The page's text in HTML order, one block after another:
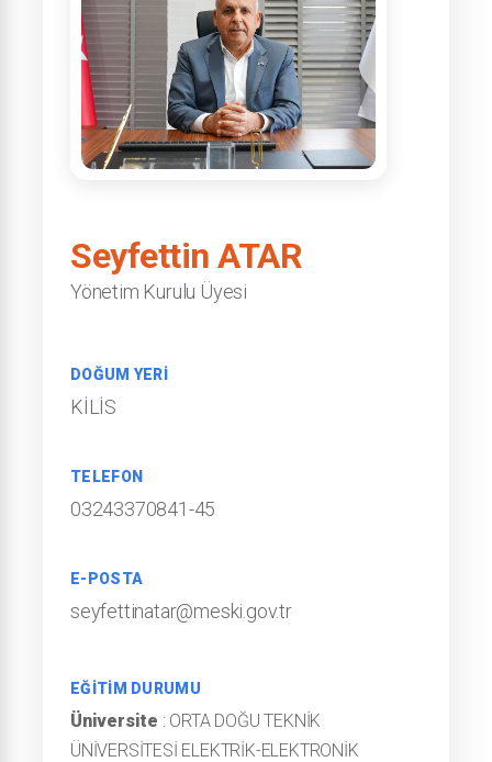
Seyfettin ATAR
Yönetim Kurulu Üyesi
DOĞUM YERİ
KİLİS
TELEFON
03243370841-45
E-POSTA
seyfettinatar@meski.gov.tr
EĞİTİM DURUMU
Üniversite : ORTA DOĞU TEKNİK
ÜNİVERSİTESİ ELEKTRİK-ELEKTRONİK